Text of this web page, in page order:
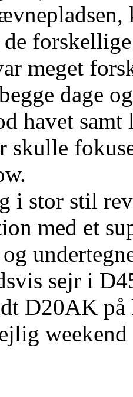
meget
dage
havet samt
skulle
i stor stil
med et
sejr i
D20AK